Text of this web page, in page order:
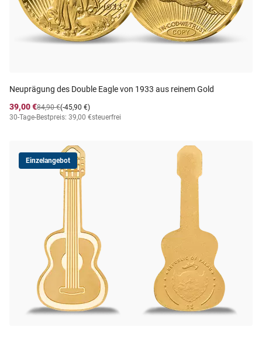
Neuprägung des Double Eagle von 1933 aus reinem Gold
39,00 €
(-45,90 €)
84,90 €
30-Tage-Bestpreis: 39,00 €steuerfrei
Einzelangebot